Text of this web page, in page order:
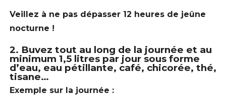
Veillez à ne pas dépasser 12 heures de jeûne
nocturne !
2. Buvez tout au long de la journée et au
minimum 1,5 litres par jour sous forme
d’eau, eau pétillante, café, chicorée, thé,
tisane…
Exemple sur la journée :